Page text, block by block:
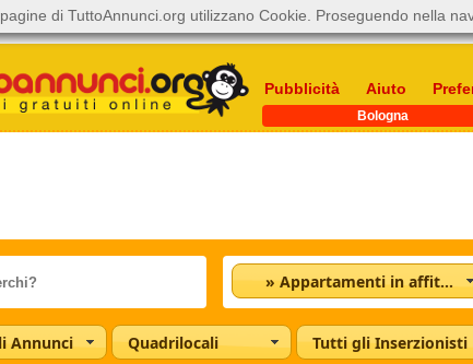
Pubblicità Aiuto
Bologna
» Appartamenti in affitto
Annunci Quadrilocali Tutti gli Inserzionisti
di TuttoAnnunci.org utilizzano Cookie. Proseguendo nella